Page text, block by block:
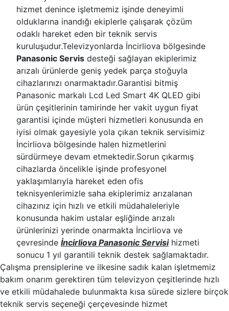
hizmet denince işletmemiz işinde deneyimli
olduklarına inandığı ekiplerle çalışarak çözüm
odaklı hareket eden bir teknik servis
kuruluşudur.Televizyonlarda İncirliova bölgesinde
Panasonic Servis desteği sağlayan ekiplerimiz
arızalı ürünlerde geniş yedek parça stoğuyla
cihazlarınızı onarmaktadır.Garantisi bitmiş
Panasonic markalı Lcd Led Smart 4K QLED gibi
ürün çeşitlerinin tamirinde her vakit uygun fiyat
garantisi içinde müşteri hizmetleri konusunda en
iyisi olmak gayesiyle yola çıkan teknik servisimiz
İncirliova bölgesinde halen hizmetlerini
sürdürmeye devam etmektedir.Sorun çıkarmış
cihazlarda öncelikle işinde profesyonel
yaklaşımlarıyla hareket eden ofis
teknisyenlerimizle saha ekiplerimiz arızalanan
cihazınız için hızlı ve etkili müdahaleleriyle
konusunda hakim ustalar eşliğinde arızalı
ürünlerinizi yerinde onarmakta İncirliova ve
çevresinde İncirliova Panasonic Servisihizmeti
sonucu 1 yıl garantili teknik destek sağlamaktadır.
Çalışma prensiplerine ve ilkesine sadık kalan işletmemiz
bakım onarım gerektiren tüm televizyon çeşitlerinde hızlı
ve etkili müdahalede bulunmakta kısa sürede sizlere birçok
teknik servis seçeneği çerçevesinde hizmet